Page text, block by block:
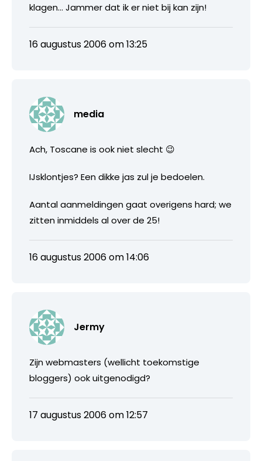
klagen… Jammer dat ik er niet bij kan zijn!
16 augustus 2006 om 13:25
media
Ach, Toscane is ook niet slecht 😉
IJsklontjes? Een dikke jas zul je bedoelen.
Aantal aanmeldingen gaat overigens hard; we
zitten inmiddels al over de 25!
16 augustus 2006 om 14:06
Jermy
Zijn webmasters (wellicht toekomstige
bloggers) ook uitgenodigd?
17 augustus 2006 om 12:57